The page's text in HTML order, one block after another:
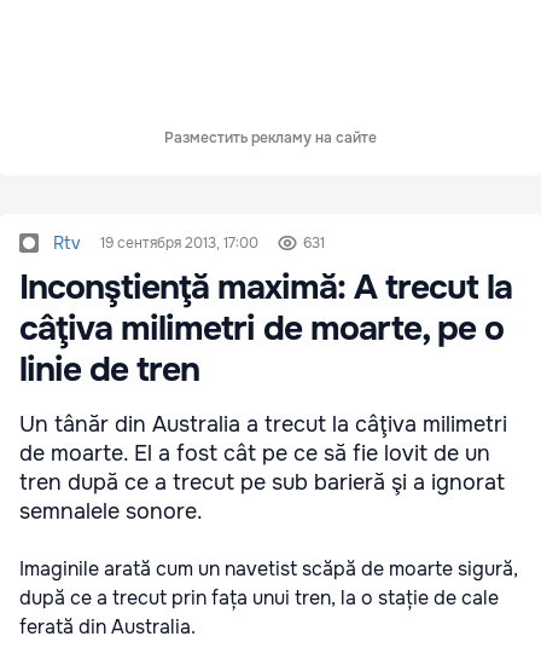
Разместить рекламу на сайте
Rtv 19 сентября 2013, 17:00 631
Inconştienţă maximă: A trecut la
câţiva milimetri de moarte, pe o
linie de tren
Un tânăr din Australia a trecut la câţiva milimetri
de moarte. El a fost cât pe ce să fie lovit de un
tren după ce a trecut pe sub barieră şi a ignorat
semnalele sonore.
Imaginile arată cum un navetist scăpă de moarte sigură,
după ce a trecut prin fața unui tren, la o stație de cale
ferată din Australia.